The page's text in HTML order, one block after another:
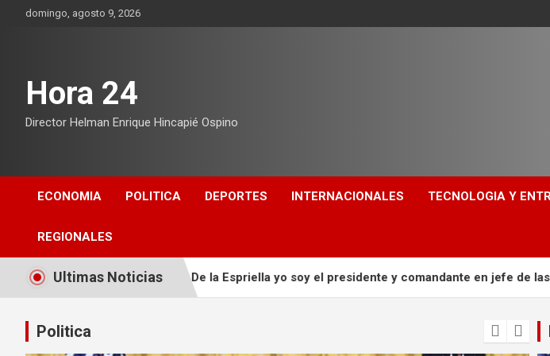
domingo, agosto 9, 2026
Hora 24
Director Helman Enrique Hincapié Ospino
ECONOMIA POLITICA DEPORTES INTERNACIONALES TECNOLOGIA Y
REGIONALES
Ultimas Noticias
a Abelardo De la Espriella yo soy el presidente y comandante en jefe de las Fuerzas militares
Politica